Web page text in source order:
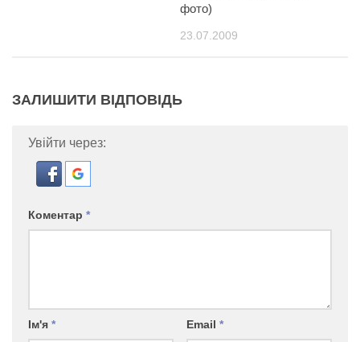
фото)
23.07.2009
ЗАЛИШИТИ ВІДПОВІДЬ
Увійти через:
Коментар *
Ім'я * Email *